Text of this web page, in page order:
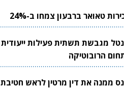
טאואר ברבעון צמחו ב-24%
מגבשת תשתית פעילות ייעודית
הרובוטיקה
ממנה את דין מרטין לראש חטיבת